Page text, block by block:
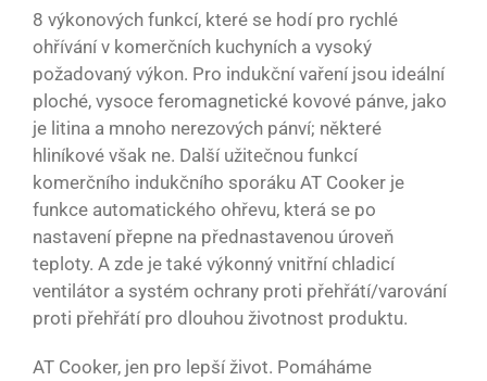
8 výkonových funkcí, které se hodí pro rychlé
ohřívání v komerčních kuchyních a vysoký
požadovaný výkon. Pro indukční vaření jsou ideální
ploché, vysoce feromagnetické kovové pánve, jako
je litina a mnoho nerezových pánví; některé
hliníkové však ne. Další užitečnou funkcí
komerčního indukčního sporáku AT Cooker je
funkce automatického ohřevu, která se po
nastavení přepne na přednastavenou úroveň
teploty. A zde je také výkonný vnitřní chladicí
ventilátor a systém ochrany proti přehřátí/varování
proti přehřátí pro dlouhou životnost produktu.
AT Cooker, jen pro lepší život. Pomáháme